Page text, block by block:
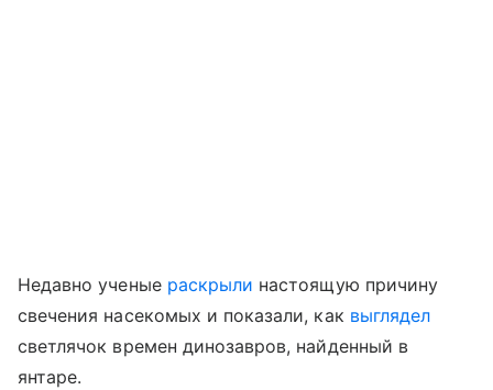
Недавно ученые раскрыли настоящую причину
свечения насекомых и показали, как выглядел
светлячок времен динозавров, найденный в
янтаре.